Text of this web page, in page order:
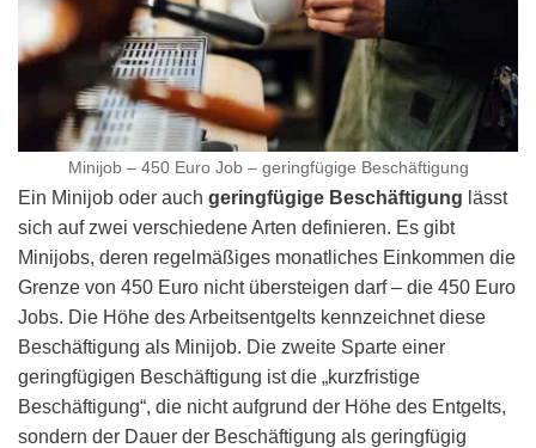
Minijob – 450 Euro Job – geringfügige Beschäftigung
Ein Minijob oder auch geringfügige Beschäftigung lässt
sich auf zwei verschiedene Arten definieren. Es gibt
Minijobs, deren regelmäßiges monatliches Einkommen die
Grenze von 450 Euro nicht übersteigen darf – die 450 Euro
Jobs. Die Höhe des Arbeitsentgelts kennzeichnet diese
Beschäftigung als Minijob. Die zweite Sparte einer
geringfügigen Beschäftigung ist die „kurzfristige
Beschäftigung“, die nicht aufgrund der Höhe des Entgelts,
sondern der Dauer der Beschäftigung als geringfügig